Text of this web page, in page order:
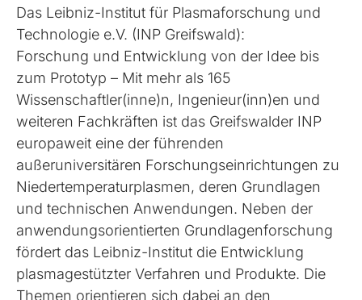
Das Leibniz-Institut für Plasmaforschung und
Technologie e.V. (INP Greifswald):
Forschung und Entwicklung von der Idee bis
zum Prototyp – Mit mehr als 165
Wissenschaftler(inne)n, Ingenieur(inn)en und
weiteren Fachkräften ist das Greifswalder INP
europaweit eine der führenden
außeruniversitären Forschungseinrichtungen zu
Niedertemperaturplasmen, deren Grundlagen
und technischen Anwendungen. Neben der
anwendungsorientierten Grundlagenforschung
fördert das Leibniz-Institut die Entwicklung
plasmagestützter Verfahren und Produkte. Die
Themen orientieren sich dabei an den